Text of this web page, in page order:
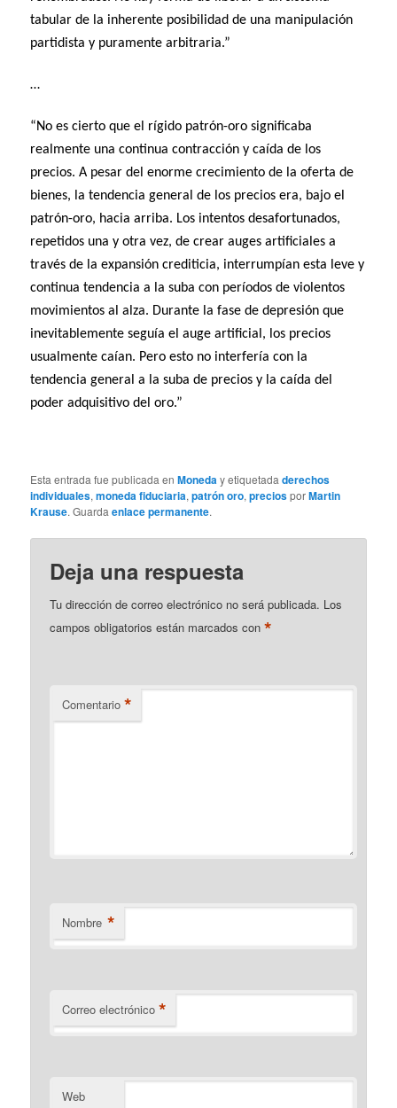
tabular de la inherente posibilidad de una manipulación
partidista y puramente arbitraria.”
…
“No es cierto que el rígido patrón-oro significaba
realmente una continua contracción y caída de los
precios. A pesar del enorme crecimiento de la oferta de
bienes, la tendencia general de los precios era, bajo el
patrón-oro, hacia arriba. Los intentos desafortunados,
repetidos una y otra vez, de crear auges artificiales a
través de la expansión crediticia, interrumpían esta leve y
continua tendencia a la suba con períodos de violentos
movimientos al alza. Durante la fase de depresión que
inevitablemente seguía el auge artificial, los precios
usualmente caían. Pero esto no interfería con la
tendencia general a la suba de precios y la caída del
poder adquisitivo del oro.”
Esta entrada fue publicada enMoneda y etiquetadaderechos
individuales,moneda fiduciaria,patrón oro,preciosporMartin
Krause. Guardaenlace permanente.
Deja una respuesta
Tu dirección de correo electrónico no será publicada. Los
campos obligatorios están marcados con*
Comentario *
Nombre *
Correo electrónico *
Web